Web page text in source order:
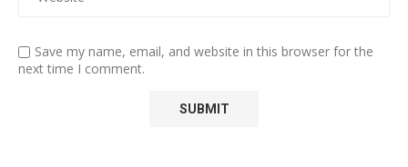
Save my name, email, and website in this browser for the
next time I comment.